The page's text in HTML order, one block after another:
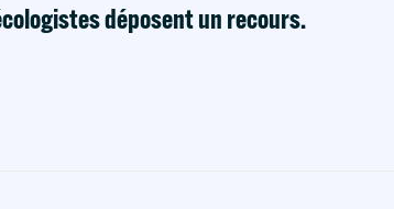
déposent un recours.